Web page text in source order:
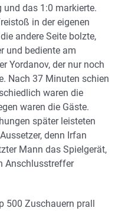
das 1:0 markierte.
in der eigenen
andere Seite bolzte,
und bediente am
Yordanov, der nur noch
Nach 37 Minuten schien
waren die
waren die Gäste.
später leisteten
denn Irfan
Mann das Spielgerät,
Anschlusstreffer
500 Zuschauern prall